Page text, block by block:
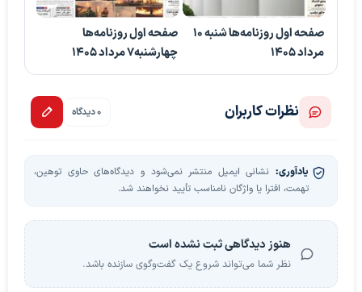
صفحه اول روزنامه‌ها شنبه 10
مرداد 1405
صفحه اول روزنامه‌ها
چهارشنبه7 مرداد 1405
نظرات کاربران 0 دیدگاه
یادآوری: نشانی ایمیل منتشر نمی‌شود و دیدگاه‌های حاوی توهین،
تهمت، افترا یا واژگان نامناسب تأیید نخواهند شد.
هنوز دیدگاهی ثبت نشده است
نظر شما می‌تواند شروع یک گفت‌وگوی سازنده باشد.